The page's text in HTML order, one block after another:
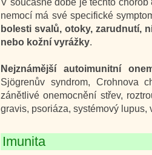
V současné době je těchto
nemocí má své specifické
bolesti svalů, otoky, zarudnutí,
nebo kožní vyrážky.
Nejznámější autoimunitní
Sjögrenův syndrom, Crohnova
zánětlivé onemocnění střev,
gravis, psoriáza, systémový lupus,
Imunita